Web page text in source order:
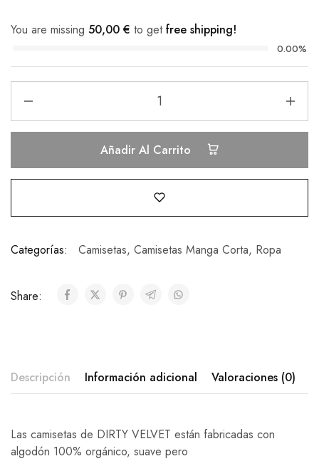
You are missing 50,00 € to getfree shipping!
0.00%
Añadir Al Carrito
Categorías: Camisetas, Camisetas Manga Corta, Ropa
Share:
Descripción Información adicional Valoraciones (0)
Las camisetas de DIRTY VELVET están fabricadas con
algodón 100% orgánico, suave pero